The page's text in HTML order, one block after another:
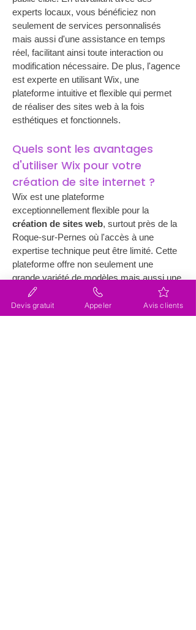
experts locaux, vous bénéficiez non
seulement de services personnalisés
mais aussi d'une assistance en temps
réel, facilitant ainsi toute interaction ou
modification nécessaire. De plus, l'agence
est experte en utilisant Wix, une
plateforme intuitive et flexible qui permet
de réaliser des sites web à la fois
esthétiques et fonctionnels.
Quels sont les avantages
d'utiliser Wix pour votre
création de site internet ?
Wix est une plateforme
exceptionnellement flexible pour la
création de sites web, surtout près de la
Roque-sur-Pernes où l'accès à une
expertise technique peut être limité. Cette
plateforme offre non seulement une
grande variété de modèles mais aussi une
personnalisation aisée, adaptée à la vision
unique de votre entreprise. Lacky, en tant
que partenaire certifié, maîtrise toutes les
Devis gratuit Appeler Avis clients